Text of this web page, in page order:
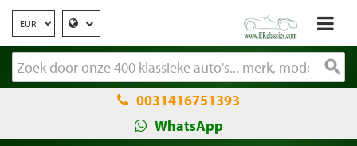
0031416751393
WhatsApp